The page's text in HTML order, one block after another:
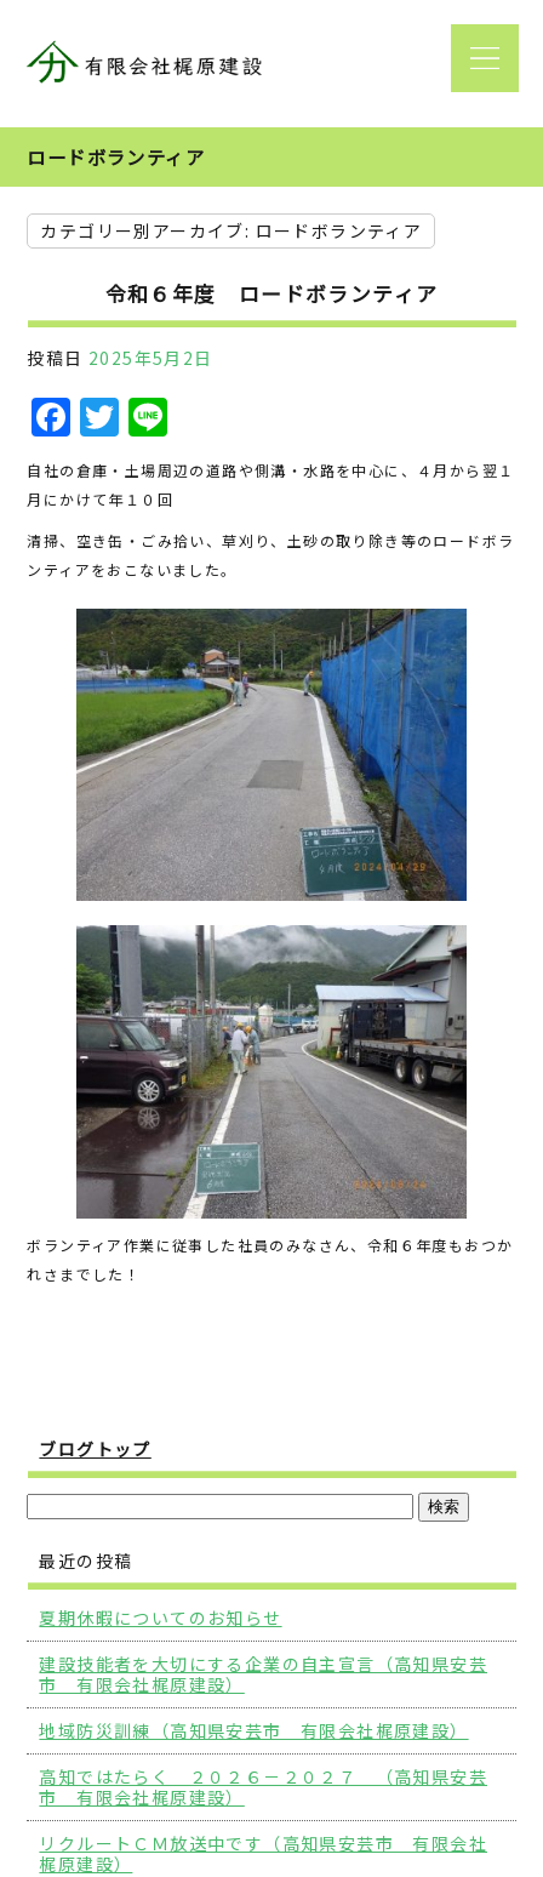
ロードボランティア
カテゴリー別アーカイブ: ロードボランティア
令和６年度 ロードボランティア
投稿日 2025年5月2日
F
a
c
e
b
o
o
k
T
w
it
te
r
n
e
自社の倉庫・土場周辺の道路や側溝・水路を中心に、４月から翌１
月にかけて年１０回
清掃、空き缶・ごみ拾い、草刈り、土砂の取り除き等のロードボラ
ンティアをおこないました。
ボランティア作業に従事した社員のみなさん、令和６年度もおつか
れさまでした！
ブログトップ
最近の投稿
夏期休暇についてのお知らせ
建設技能者を大切にする企業の自主宣言（高知県安芸
市 有限会社梶原建設）
地域防災訓練（高知県安芸市 有限会社梶原建設）
高知ではたらく ２０２６－２０２７ （高知県安芸
市 有限会社梶原建設）
リクルートＣＭ放送中です（高知県安芸市 有限会社
梶原建設）